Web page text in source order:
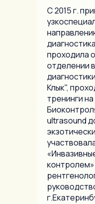
С 2015 г.
проходила
отделении
Клык",
тренинги
ultrasound